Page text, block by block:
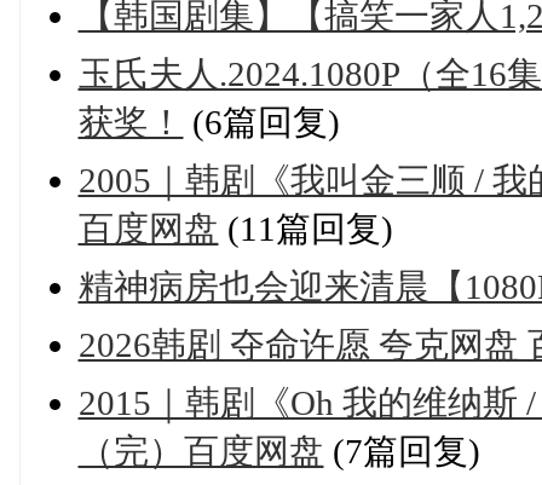
【韩国剧集】【搞笑一家人
玉氏夫人.2024.1080P（全16
获奖！
(6篇回复)
2005｜韩剧《我叫金三顺 /
百度网盘 (11篇回复)
精神病房也会迎来清晨【
2026韩剧 夺命许愿 夸克网盘
2015｜韩剧《Oh 我的维纳斯
（完）百度网盘 (7篇回复)